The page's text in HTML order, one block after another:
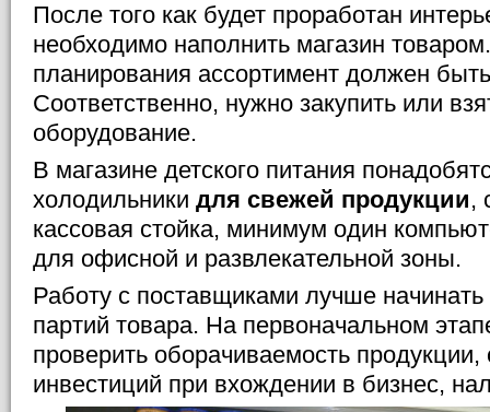
После того как будет проработан
необходимо наполнить магазин
планирования ассортимент должен
Соответственно, нужно закупить или
оборудование.
В магазине детского питания
холодильники для свежей продукции,
кассовая стойка, минимум один
для офисной и развлекательной зоны.
Работу с поставщиками лучше
партий товара. На первоначальном
проверить оборачиваемость продукции,
инвестиций при вхождении в бизнес,